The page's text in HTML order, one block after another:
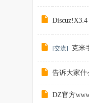
[交流] 克米
告诉大家什
DZ官方